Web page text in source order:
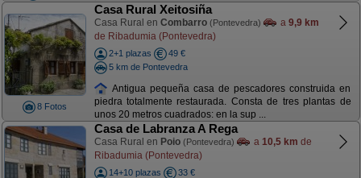
8 Fotos
Casa Rural Xeitosiña
Casa Rural en Combarro (Pontevedra) a 9,9 km
de Ribadumia (Pontevedra)
2+1 plazas
49 €
5 km de Pontevedra
Antigua pequeña casa de pescadores construida en
piedra totalmente restaurada. Consta de tres plantas de
unos 20 metros cuadrados: en la sup ...
Casa de Labranza A Rega
Casa Rural en Poio (Pontevedra) a 10,5 km de
Ribadumia (Pontevedra)
14+10 plazas
33 €